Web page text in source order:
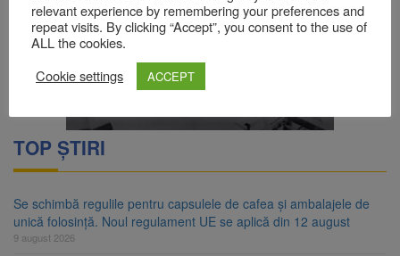
TOP ȘTIRI
Se schimbă regulile pentru capsulele de cafea și ambalajele de
unică folosință. Noul regulament UE se aplică din 12 august
9 august 2026
relevant experience by remembering your preferences and
repeat visits. By clicking “Accept”, you consent to the use of
ALL the cookies.
Cookie settings
ACCEPT